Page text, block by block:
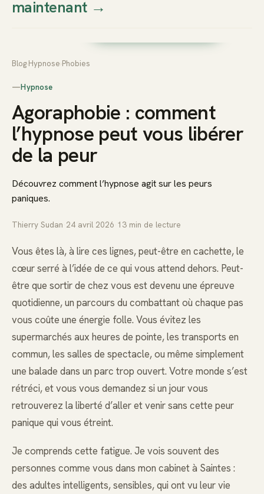
Thierry
Prendre rendez-vous dès
maintenant→
Blog Hypnose Phobies
—Hypnose
Agoraphobie : comment
l’hypnose peut vous libérer
de la peur
Découvrez comment l’hypnose agit sur les peurs
paniques.
Thierry Sudan 24 avril 2026 13 min de lecture
Vous êtes là, à lire ces lignes, peut-être en cachette, le
cœur serré à l’idée de ce qui vous attend dehors. Peut-
être que sortir de chez vous est devenu une épreuve
quotidienne, un parcours du combattant où chaque pas
vous coûte une énergie folle. Vous évitez les
supermarchés aux heures de pointe, les transports en
commun, les salles de spectacle, ou même simplement
une balade dans un parc trop ouvert. Votre monde s’est
rétréci, et vous vous demandez si un jour vous
retrouverez la liberté d’aller et venir sans cette peur
panique qui vous étreint.
Je comprends cette fatigue. Je vois souvent des
personnes comme vous dans mon cabinet à Saintes :
des adultes intelligents, sensibles, qui ont vu leur vie